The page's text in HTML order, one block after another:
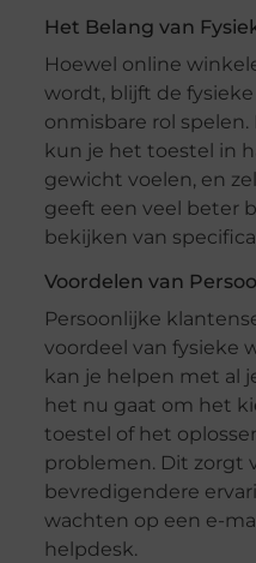
Het Belang van
Hoewel online
wordt, blijft de
onmisbare rol
kun je het toestel in
gewicht voelen, en
geeft een veel beter
bekijken van
Voordelen van
Persoonlijke
voordeel van fysieke
kan je helpen met al
het nu gaat om het
toestel of het
problemen. Dit zorgt
bevredigendere
wachten op een e-
helpdesk.